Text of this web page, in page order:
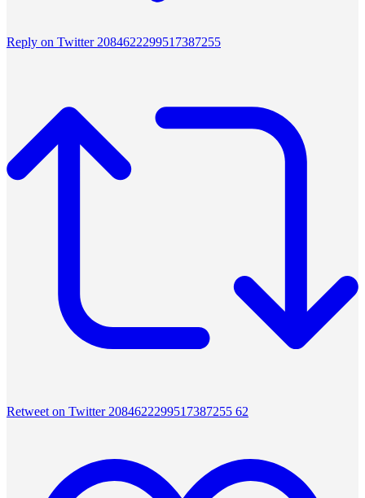
Reply on Twitter 2084622299517387255
Retweet on Twitter 2084622299517387255 62